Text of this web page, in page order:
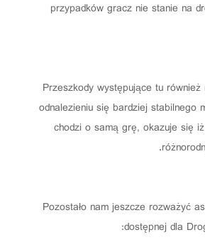
przypadków gracz nie stanie na
Przeszkody występujące tu
odnalezieniu się bardziej stabilnego
chodzi o samą grę, okazuje się
Pozostało nam jeszcze rozważyć
dostępnej dla